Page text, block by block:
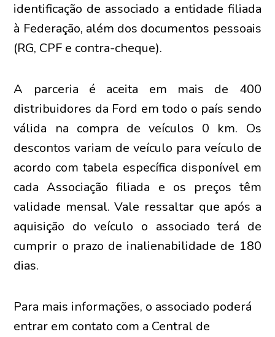
identificação de associado a entidade filiada
à Federação, além dos documentos pessoais
(RG, CPF e contra-cheque).
A parceria é aceita em mais de 400
distribuidores da Ford em todo o país sendo
válida na compra de veículos 0 km. Os
descontos variam de veículo para veículo de
acordo com tabela específica disponível em
cada Associação filiada e os preços têm
validade mensal. Vale ressaltar que após a
aquisição do veículo o associado terá de
cumprir o prazo de inalienabilidade de 180
dias.
Para mais informações, o associado poderá
entrar em contato com a Central de